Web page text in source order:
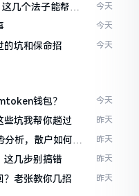
几个法子能帮你
今天
今天
坑和保命招 今天
钱包？ 今天
坑我帮你趟过 昨天
析，散户如何避
昨天
这几步别搞错 昨天
老张教你几招 昨天